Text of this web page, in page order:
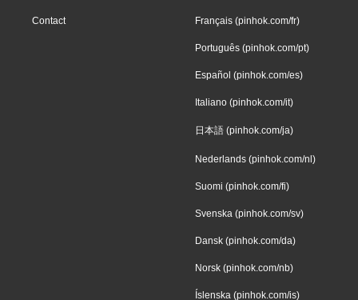
Contact Français (pinhok.com/fr)
Português (pinhok.com/pt)
Español (pinhok.com/es)
Italiano (pinhok.com/it)
日本語 (pinhok.com/ja)
Nederlands (pinhok.com/nl)
Suomi (pinhok.com/fi)
Svenska (pinhok.com/sv)
Dansk (pinhok.com/da)
Norsk (pinhok.com/nb)
Íslenska (pinhok.com/is)